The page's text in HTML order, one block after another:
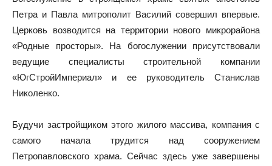
Петра и Павла митрополит Василий совершил впервые.
Церковь возводится на территории нового микрорайона
«Родные просторы». На богослужении присутствовали
ведущие специалисты строительной компании
«ЮгСтройИмпериал» и ее руководитель Станислав
Николенко.
Будучи застройщиком этого жилого массива, компания с
самого начала трудится над сооружением
Петропавловского храма. Сейчас здесь уже завершены